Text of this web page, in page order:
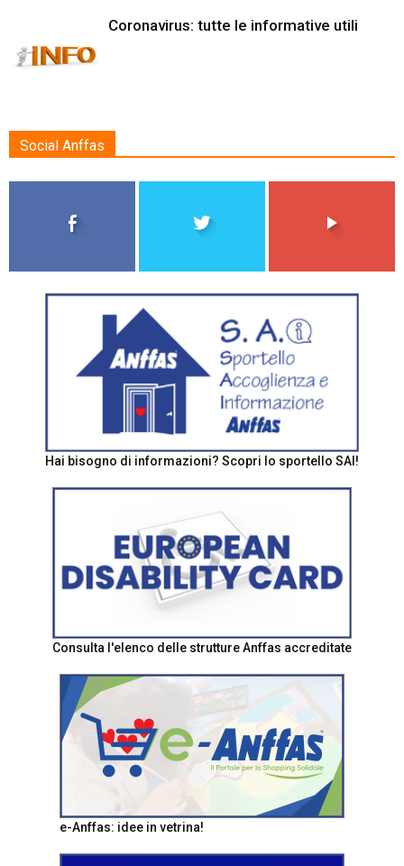
Coronavirus: tutte le informative utili
Social Anffas
Hai bisogno di informazioni? Scopri lo sportello SAI!
Consulta l'elenco delle strutture Anffas accreditate
e-Anffas: idee in vetrina!